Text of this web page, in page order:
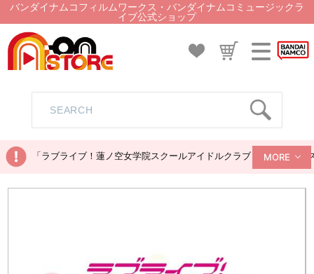
バンダイナムコフィルムワークス・バンダイナムコミュージックラ
イブ公式ショップ
「ラブライブ！蓮ノ空女学院スクールアイドルクラブ ぬいぐるみ
MORE